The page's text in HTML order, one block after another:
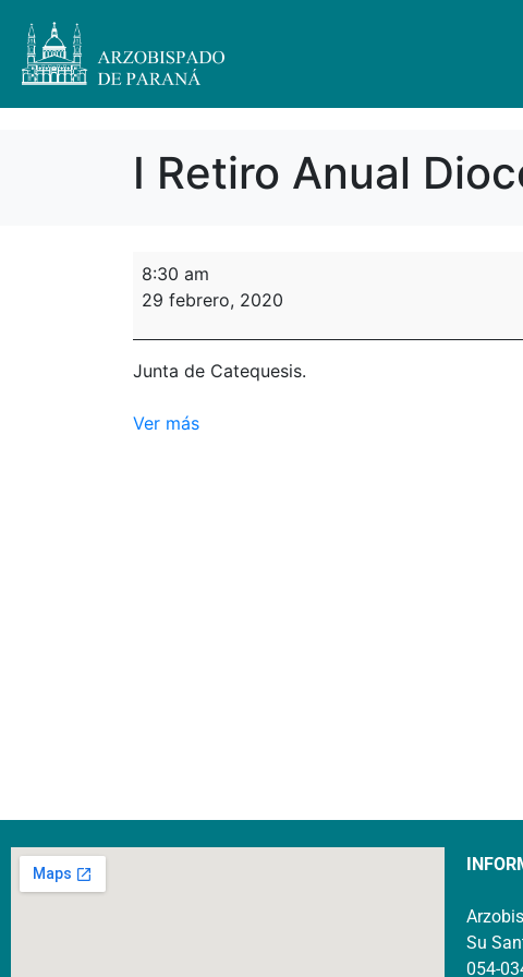
I Retiro Anual
8:30 am
29 febrero, 2020
Junta de Catequesis.
Ver más
Su
054-